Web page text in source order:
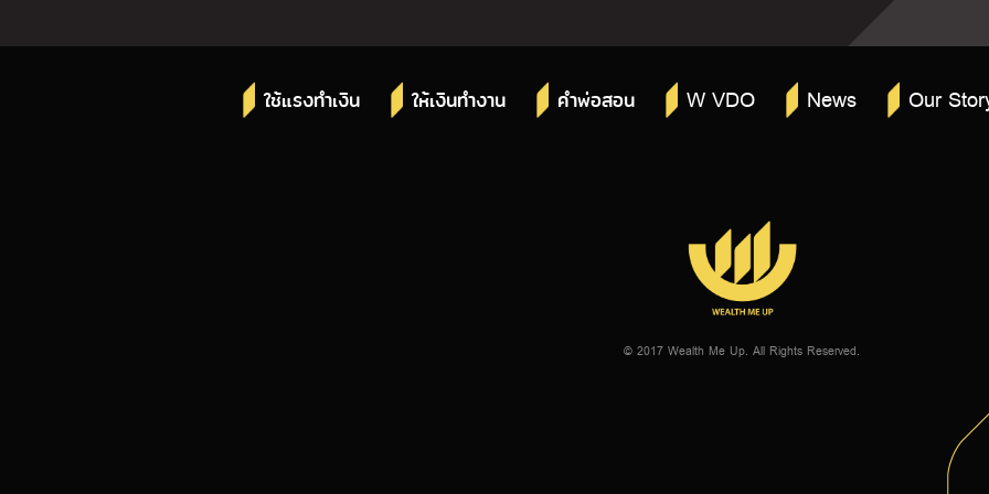
ใช้แรงทำเงิน ให้เงินทำงาน คำพ่อสอน W VDO News Our
© 2017 Wealth Me Up. All Rights Reserved.